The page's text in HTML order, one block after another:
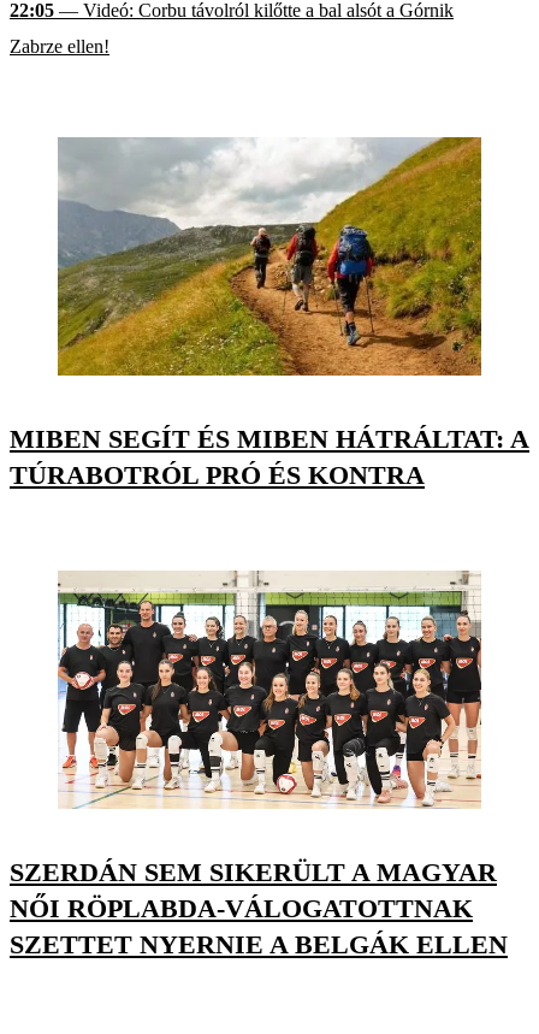
22:05 — Videó: Corbu távolról kilőtte a bal alsót a Górnik
Zabrze ellen!
MIBEN SEGÍT ÉS MIBEN HÁTRÁLTAT: A
TÚRABOTRÓL PRÓ ÉS KONTRA
SZERDÁN SEM SIKERÜLT A MAGYAR
NŐI RÖPLABDA-VÁLOGATOTTNAK
SZETTET NYERNIE A BELGÁK ELLEN